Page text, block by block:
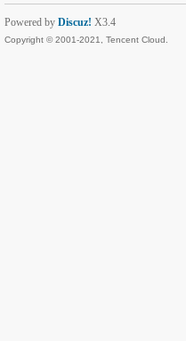
Powered by Discuz! X3.4
Copyright © 2001-2021, Tencent Cloud.